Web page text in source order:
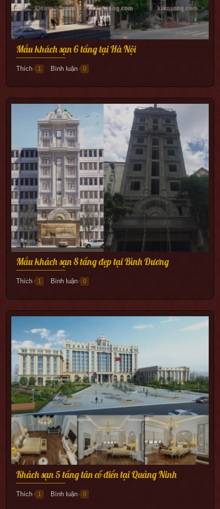
Mẫu khách sạn 6 tầng tại Hà Nội
Thích 1 ● Bình luận 0
Mẫu khách sạn 8 tầng đẹp tại Bình Dương
Thích 1 ● Bình luận 0
Khách sạn 5 tầng tân cổ điển tại Quảng Ninh
Thích 1 ● Bình luận 0